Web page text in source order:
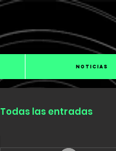
NOTICIAS
Todas las entradas